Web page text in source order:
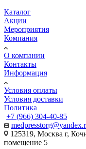
Каталог
Акции
Мероприятия
Компания
О компании
Контакты
Информация
Условия оплаты
Условия доставки
Политика
+7 (966) 304-40-85
125319, Москва г,
помещение 5